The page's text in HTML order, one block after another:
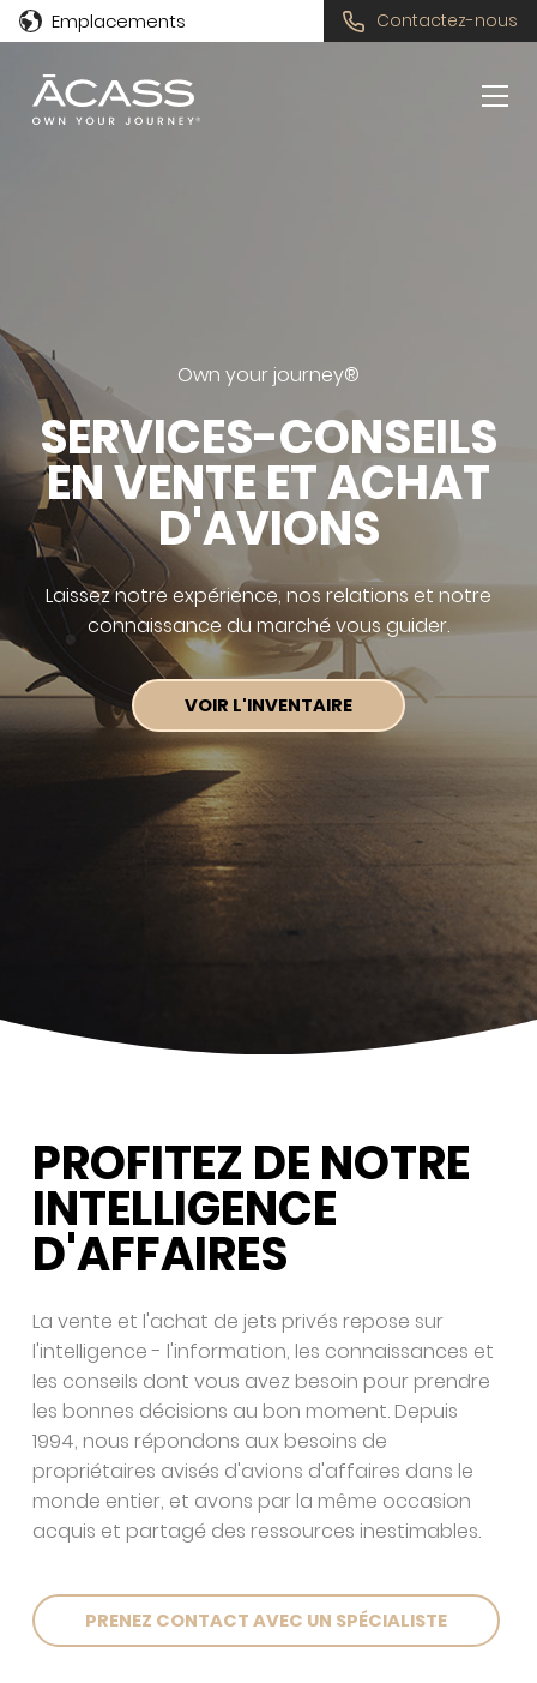
Emplacements Contactez-nous
Own your journey®
SERVICES-CONSEILS
EN VENTEET ACHAT
D'AVIONS
Laissez notre expérience, nos relations et notre
connaissance du marché vous guider.
VOIR L'INVENTAIRE
PROFITEZ DE NOTRE
INTELLIGENCE
D'AFFAIRES
La vente et l'achat de jets privés repose sur
l'intelligence - l'information, les connaissances et
les conseils dont vous avez besoin pour prendre
les bonnes décisions au bon moment. Depuis
1994, nous répondons aux besoins de
propriétaires avisés d'avions d'affaires dans le
monde entier, et avons par la même occasion
acquis et partagé des ressources inestimables.
PRENEZ CONTACT AVEC UN SPÉCIALISTE